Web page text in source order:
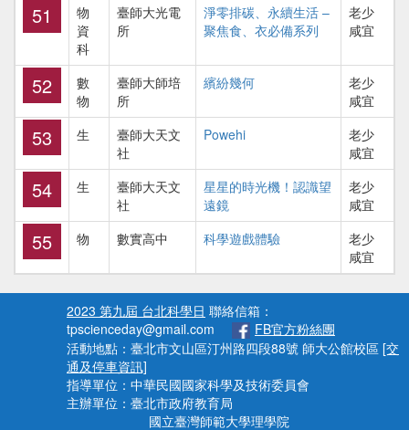
51
物
資
科
臺師大光電
所
淨零排碳、永續生活 –
聚焦食、衣必備系列
老少
咸宜
52
數
物
臺師大師培
所
繽紛幾何
老少
咸宜
53 生
臺師大天文
社
Powehi
老少
咸宜
54 生
臺師大天文
社
星星的時光機！認識望
遠鏡
老少
咸宜
55 物 數實高中 科學遊戲體驗
老少
咸宜
2023 第九屆 台北科學日 聯絡信箱：
tpscienceday@gmail.com
FB官方粉絲團
活動地點：臺北市文山區汀州路四段88號 師大公館校區 [交
通及停車資訊]
指導單位：中華民國國家科學及技術委員會
主辦單位：臺北市政府教育局
國立臺灣師範大學理學院